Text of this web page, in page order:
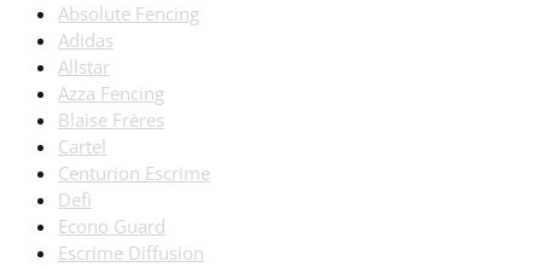
Absolute Fencing
Adidas
Allstar
Azza Fencing
Blaise Frères
Cartel
Centurion Escrime
Defi
Econo Guard
Escrime Diffusion